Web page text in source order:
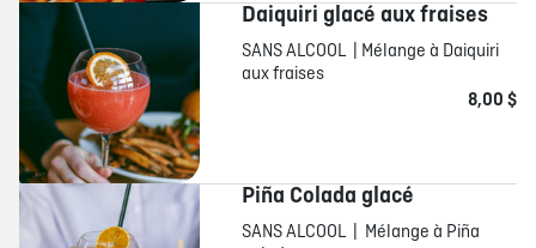
Daiquiri glacé aux fraises
SANS ALCOOL | Mélange à Daiquiri
aux fraises
8,00 $
Piña Colada glacé
SANS ALCOOL | Mélange à Piña